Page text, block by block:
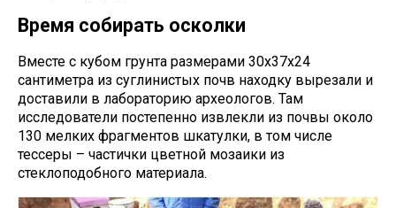
Время собирать осколки
Вместе с кубом грунта размерами 30х37х24
сантиметра из суглинистых почв находку вырезали и
доставили в лабораторию археологов. Там
исследователи постепенно извлекли из почвы около
130 мелких фрагментов шкатулки, в том числе
тессеры – частички цветной мозаики из
стеклоподобного материала.